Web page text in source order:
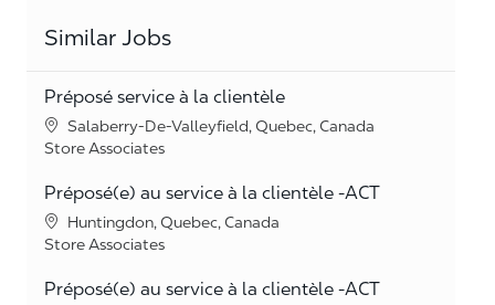
Similar Jobs
Préposé service à la clientèle
Location
Salaberry-De-Valleyfield, Quebec, Canada
Category
Store Associates
Préposé(e) au service à la clientèle -ACT
Location
Huntingdon, Quebec, Canada
Category
Store Associates
Préposé(e) au service à la clientèle -ACT